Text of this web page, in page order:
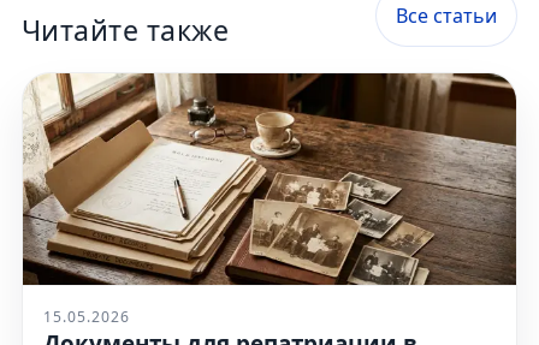
Читайте также Все статьи
15.05.2026
Связаться с нами